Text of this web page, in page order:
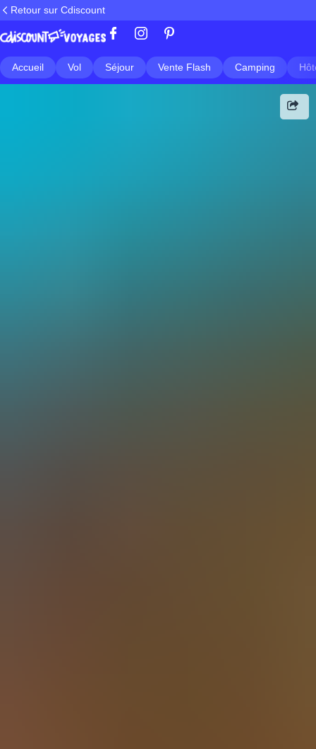
Retour sur Cdiscount
Accueil Vol Séjour Vente Flash Camping